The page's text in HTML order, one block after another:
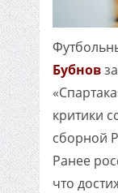
Бубнов
критики
сборной
Ранее
что